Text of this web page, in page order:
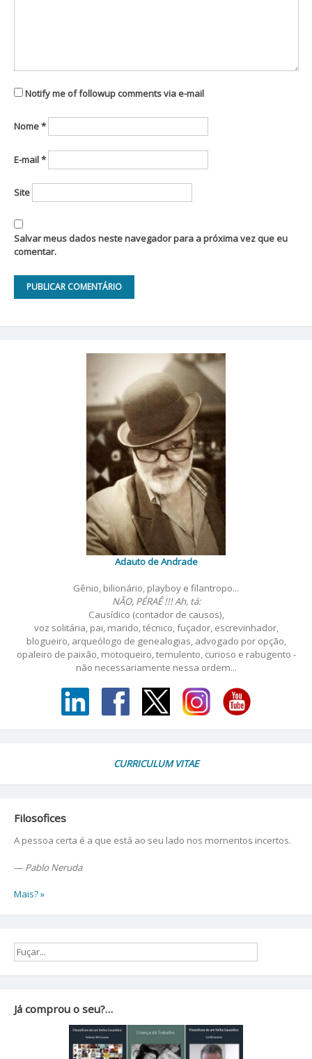
Notify me of followup comments via e-mail
Nome*
E-mail*
Site
Salvar meus dados neste navegador para a próxima vez que eu
comentar.
Adauto de Andrade
Gênio, bilionário, playboy e filantropo...
NÃO, PÉRAÊ !!! Ah, tá:
Causídico (contador de causos),
voz solitária, pai, marido, técnico, fuçador, escrevinhador,
blogueiro, arqueólogo de genealogias, advogado por opção,
opaleiro de paixão, motoqueiro, temulento, curioso e rabugento -
não necessariamente nessa ordem...
CURRICULUM VITAE
Filosofices
A pessoa certa é a que está ao seu lado nos momentos incertos.
— Pablo Neruda
Mais? »
Já comprou o seu?…